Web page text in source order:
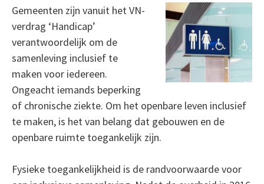
Gemeenten zijn vanuit het VN-
verdrag ‘Handicap’
verantwoordelijk om de
samenleving inclusief te
maken voor iedereen.
Ongeacht iemands beperking
of chronische ziekte. Om het openbare leven inclusief
te maken, is het van belang dat gebouwen en de
openbare ruimte toegankelijk zijn.
Fysieke toegankelijkheid is de randvoorwaarde voor